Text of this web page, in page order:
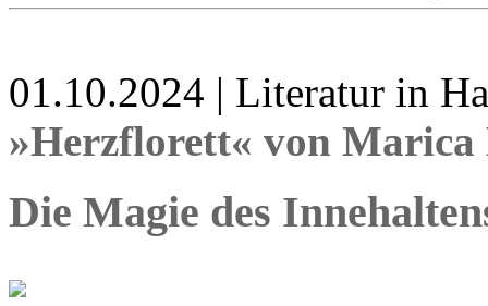
01.10.2024 | Literatur in
»Herzflorett« von Marica
Die Magie des